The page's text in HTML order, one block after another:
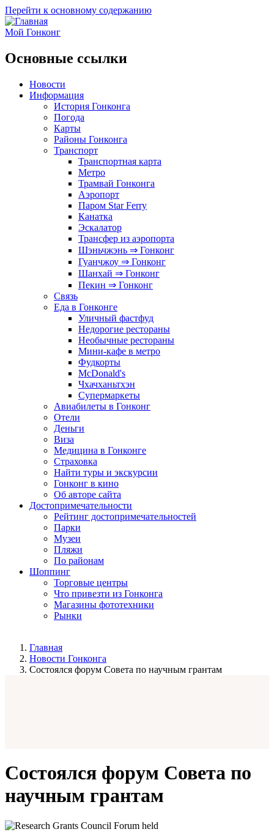
Перейти к основному содержанию
Мой Гонконг
Основные ссылки
Новости
Информация
История Гонконга
Погода
Карты
Районы Гонконга
Транспорт
Транспортная карта
Метро
Трамвай Гонконга
Аэропорт
Паром Star Ferry
Канатка
Эскалатор
Трансфер из аэропорта
Шэньчжэнь ⇒ Гонконг
Гуанчжоу ⇒ Гонконг
Шанхай ⇒ Гонконг
Пекин ⇒ Гонконг
Связь
Еда в Гонконге
Уличный фастфуд
Недорогие рестораны
Необычные рестораны
Мини-кафе в метро
Фудкорты
McDonald's
Чхачханьтхэн
Супермаркеты
Авиабилеты в Гонконг
Отели
Деньги
Виза
Медицина в Гонконге
Страховка
Найти туры и экскурсии
Гонконг в кино
Об авторе сайта
Достопримечательности
Рейтинг достопримечательностей
Парки
Музеи
Пляжи
По районам
Шоппинг
Торговые центры
Что привезти из Гонконга
Магазины фототехники
Рынки
Главная
Новости Гонконга
Состоялся форум Совета по научным грантам
Состоялся форум Совета по
научным грантам